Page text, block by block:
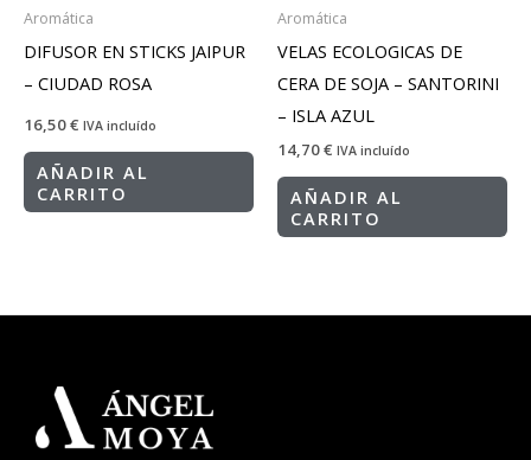
Aromática
DIFUSOR EN STICKS JAIPUR
– CIUDAD ROSA
16,50€ IVA incluído
AÑADIR AL
CARRITO
Aromática
VELAS ECOLOGICAS DE
CERA DE SOJA – SANTORINI
– ISLA AZUL
14,70€ IVA incluído
AÑADIR AL
CARRITO